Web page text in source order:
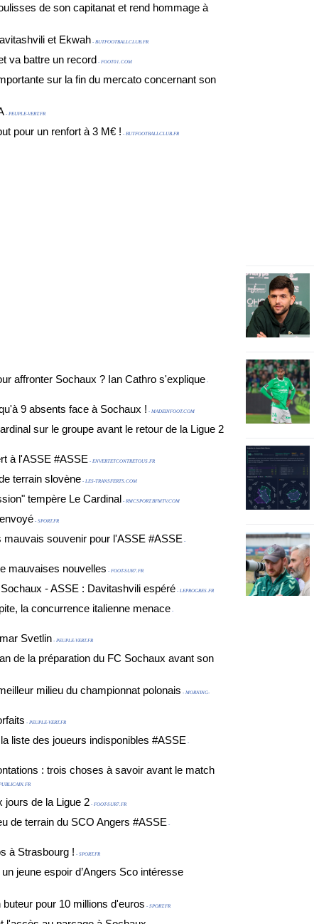
de son capitanat et rend hommage à
et Ekwah - BUTFOOTBALLCLUB.FR
va battre un record - FOOT01.COM
sur la fin du mercato concernant son
- PEUPLE-VERT.FR
pour un renfort à 3 M€ ! - BUTFOOTBALLCLUB.FR
affronter Sochaux ? Ian Cathro s'explique -
9 absents face à Sochaux ! - MADEINFOOT.COM
sur le groupe avant le retour de la Ligue 2
à l'ASSE #ASSE - ENVERTETCONTRETOUS.FR
terrain slovène - LES-TRANSFERTS.COM
tempère Le Cardinal - RMCSPORT.BFMTV.COM
- SPORT.FR
souvenir pour l'ASSE #ASSE -
mauvaises nouvelles - FOOT-SUR7.FR
- ASSE : Davitashvili espéré - LEPROGRES.FR
la concurrence italienne menace -
Svetlin - PEUPLE-VERT.FR
de la préparation du FC Sochaux avant son
milieu du championnat polonais - MORNING-
- PEUPLE-VERT.FR
liste des joueurs indisponibles #ASSE -
: trois choses à savoir avant le match
jours de la Ligue 2 - FOOT-SUR7.FR
de terrain du SCO Angers #ASSE -
à Strasbourg ! - SPORT.FR
jeune espoir d’Angers Sco intéresse
pour 10 millions d'euros - SPORT.FR